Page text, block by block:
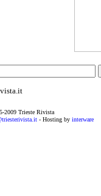
-2009 Trieste Rivista
- Hosting by interware